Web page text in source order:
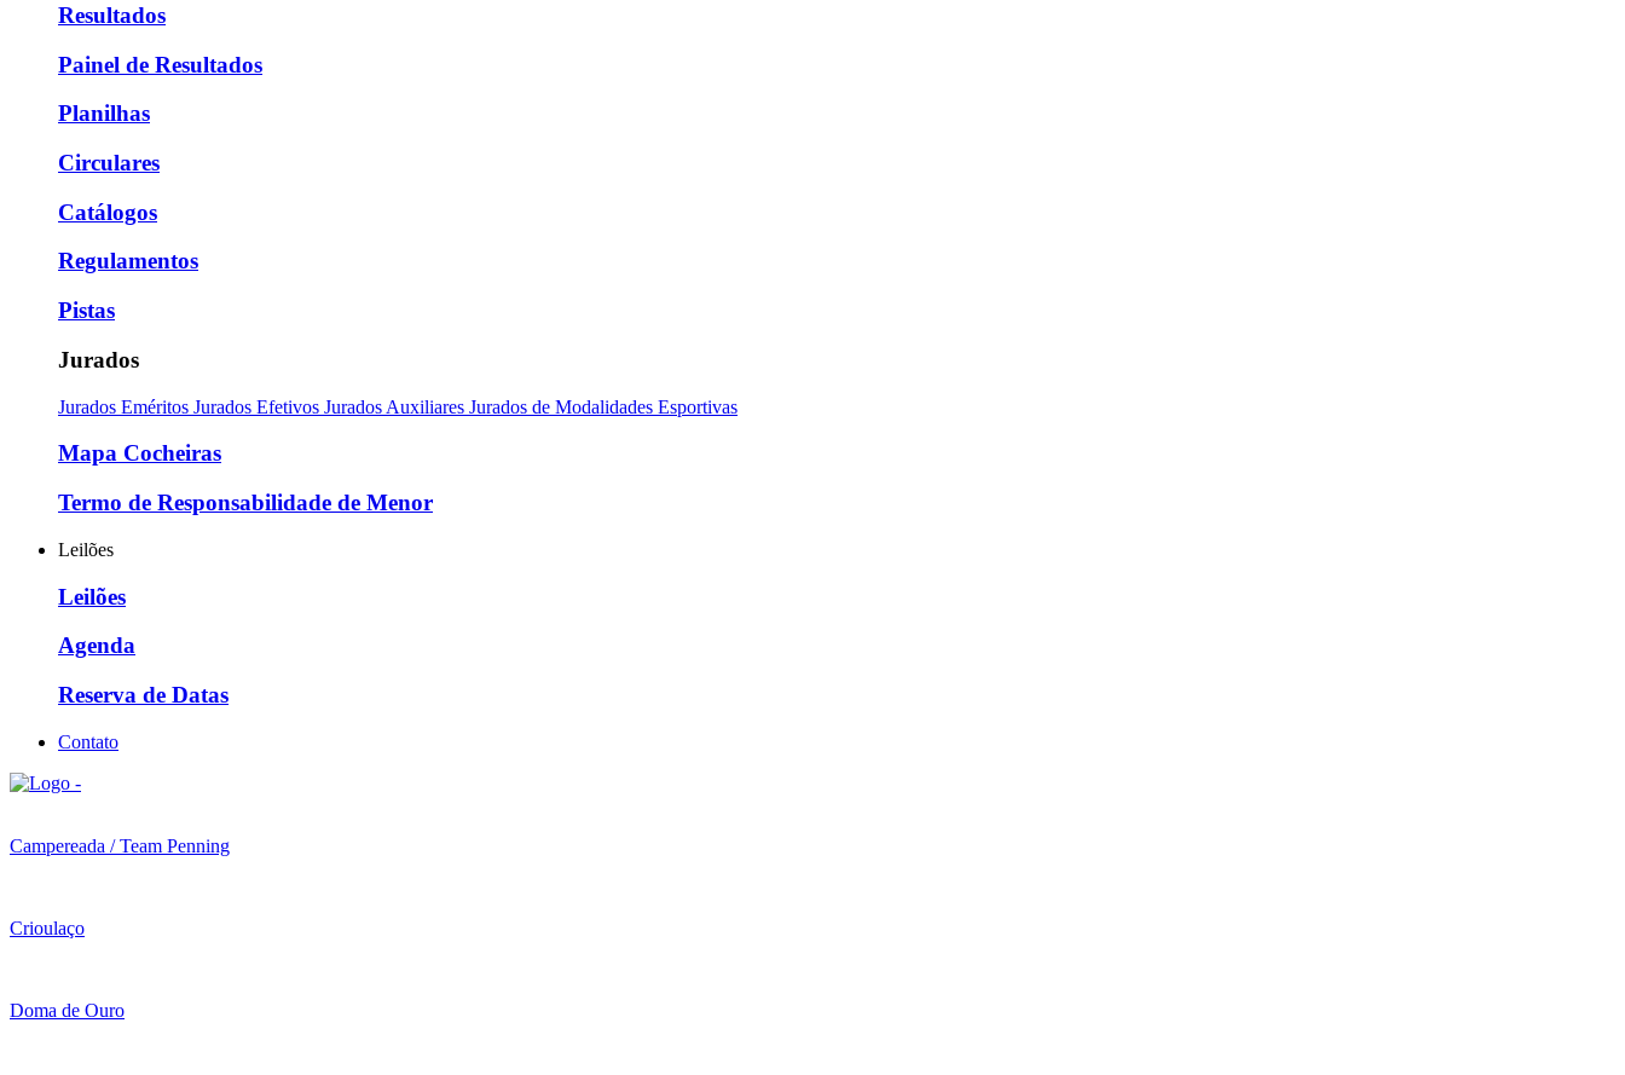
Resultados
Painel de Resultados
Planilhas
Circulares
Catálogos
Regulamentos
Pistas
Jurados
Jurados Eméritos Jurados Efetivos Jurados Auxiliares Jurados de Modalidades Esportivas
Mapa Cocheiras
Termo de Responsabilidade de Menor
Leilões
Leilões
Agenda
Reserva de Datas
Contato
Campereada / Team Penning
Crioulaço
Doma de Ouro